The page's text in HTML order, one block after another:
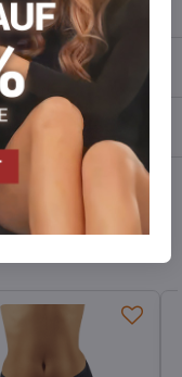
WhatsApp